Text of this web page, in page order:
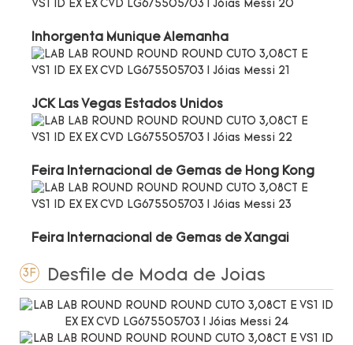
Inhorgenta Munique Alemanha
JCK Las Vegas Estados Unidos
Feira Internacional de Gemas de Hong Kong
Feira Internacional de Gemas de Xangai
3F Desfile de Moda de Joias